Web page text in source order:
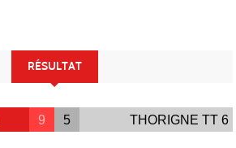
RÉSULTAT
9 5 THORIGNE TT 6